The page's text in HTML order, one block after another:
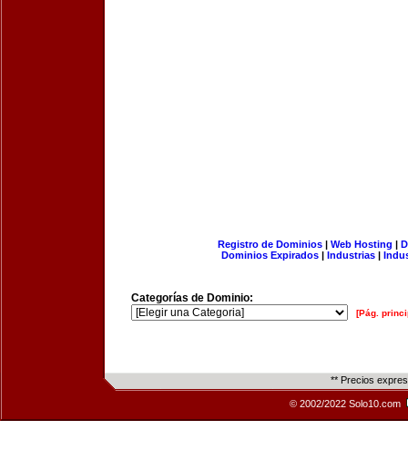
Registro de Dominios| Web Hosting |
Dominios Expirados | Industrias |
Categorías de Dominio:
[Pág.
** Precios
© 2002/2022 Solo10.com